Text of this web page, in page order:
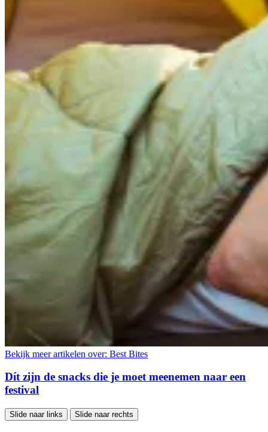
Bekijk meer artikelen over: Best Bites
Dít zijn de snacks die je moet meenemen naar een
festival
Slide naar links Slide naar rechts